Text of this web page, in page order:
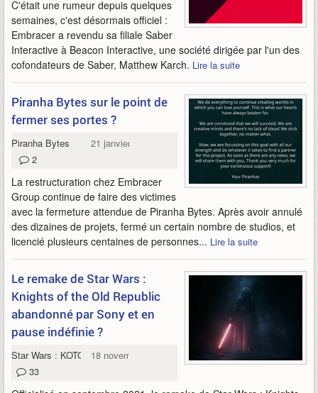
C'était une rumeur depuis quelques
semaines, c'est désormais officiel :
Embracer a revendu sa filiale Saber
Interactive à Beacon Interactive, une société dirigée par l'un des
cofondateurs de Saber, Matthew Karch. Lire la suite
Piranha Bytes sur le point de
fermer ses portes ?
Piranha Bytes
21 janvier 2024
2
La restructuration chez Embracer
Group continue de faire des victimes
avec la fermeture attendue de Piranha Bytes. Après avoir annulé
des dizaines de projets, fermé un certain nombre de studios, et
licencié plusieurs centaines de personnes... Lire la suite
Le remake de Star Wars :
Knights of the Old Republic
abandonné par Sony et en
pause indéfinie ?
Star Wars : KOTOR Remake
18 novembre 2023
33